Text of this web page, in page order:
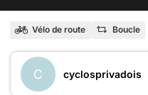
Vélo de route Boucle
C cyclosprivadois